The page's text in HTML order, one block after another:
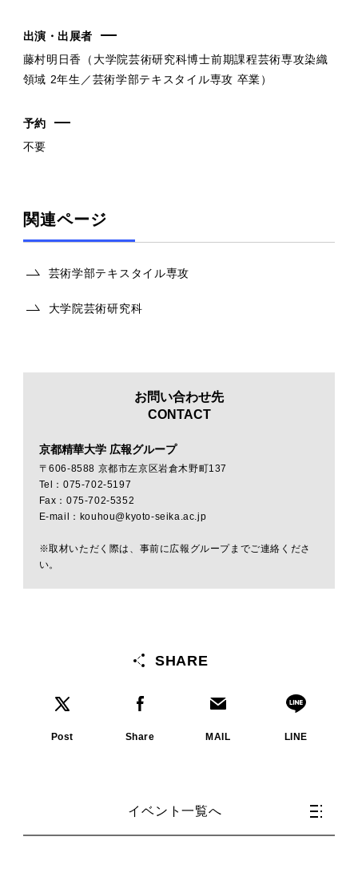
出演・出展者
藤村明日香（大学院芸術研究科博士前期課程芸術専攻染織
領域 2年生／芸術学部テキスタイル専攻 卒業）
予約
不要
関連ページ
芸術学部テキスタイル専攻
大学院芸術研究科
お問い合わせ先
CONTACT
京都精華大学 広報グループ
〒606-8588 京都市左京区岩倉木野町137
Tel：075-702-5197
Fax：075-702-5352
E-mail：kouhou@kyoto-seika.ac.jp
※取材いただく際は、事前に広報グループまでご連絡くださ
い。
SHARE
Post Share MAIL LINE
イベント一覧へ